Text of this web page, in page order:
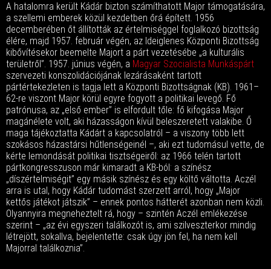
A hatalomra került Kádár bizton számíthatott Major támogatására,
a szellemi emberek közül kezdetben őrá épített. 1956
decemberében őt állították az értelmiséggel foglalkozó bizottság
élére, majd 1957. február végén, az Ideiglenes Központi Bizottság
kibővítésekor beemelte Majort a párt vezetésébe „a kulturális
területről”. 1957. június végén, a Magyar Szocialista Munkáspárt
szervezeti konszolidációjának lezárásaként tartott
pártértekezleten is tagja lett a Központi Bizottságnak (KB). 1961–
62-re viszont Major körül egyre fogyott a politikai levegő. Fő
patrónusa, az „első ember” is elfordult tőle: fő kifogása Major
magánélete volt, aki házasságon kívül beleszeretett valakibe. Ő
maga tájékoztatta Kádárt a kapcsolatról – a viszony több lett
szokásos házastársi hűtlenségeinél –, aki ezt tudomásul vette, de
kérte lemondását politikai tisztségeiről: az 1966 telén tartott
pártkongresszuson már kimaradt a KB-ból: a színész
„díszértelmiségit” egy másik színész és egy költő váltotta. Aczél
arra is utal, hogy Kádár tudomást szerzett arról, hogy „Major
kettős játékot játszik” – ennek pontos hátterét azonban nem közli.
Olyannyira megneheztelt rá, hogy – szintén Aczél emlékezése
szerint – „az évi egyszeri találkozót is, ami szilveszterkor mindig
létrejött, sokallva, bejelentette: csak úgy jön fel, ha nem kell
Majorral találkoznia”.